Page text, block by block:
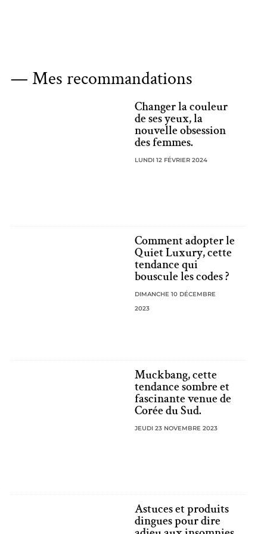
— Mes recommandations
Changer la couleur
de ses yeux, la
nouvelle obsession
des femmes.
LUNDI 12 FÉVRIER 2024
Comment adopter le
Quiet Luxury, cette
tendance qui
bouscule les codes ?
DIMANCHE 10 DÉCEMBRE
2023
Muckbang, cette
tendance sombre et
fascinante venue de
Corée du Sud.
JEUDI 23 NOVEMBRE 2023
Astuces et produits
dingues pour dire